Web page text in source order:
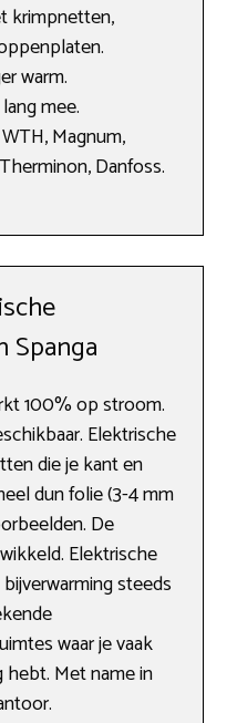
krimpnetten,
warm.
mee.
Magnum,
Danfoss.
Spanga
100% op stroom.
Elektrische
die je kant en
dun folie (3-4 mm
De
Elektrische
steeds
waar je vaak
Met name in